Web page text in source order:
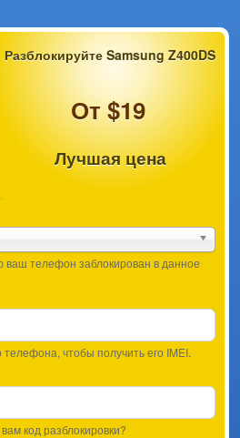
Разблокируйте Samsung Z400DS
От $19
Лучшая цена
ваш телефон заблокирован в данное
чтобы получить его IMEI.
код разблокировки?